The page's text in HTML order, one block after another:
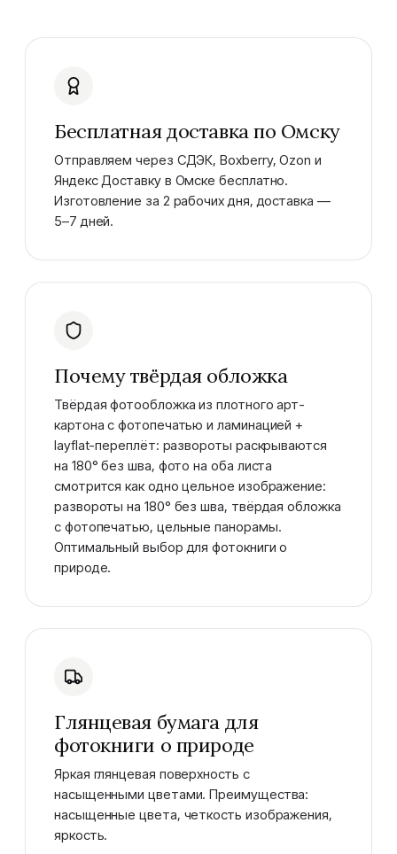
Бесплатная доставка по Омску
Отправляем через СДЭК, Boxberry, Ozon и
Яндекс Доставку в Омске бесплатно.
Изготовление за 2 рабочих дня, доставка —
5–7 дней.
Почему твёрдая обложка
Твёрдая фотообложка из плотного арт-
картона с фотопечатью и ламинацией +
layflat-переплёт: развороты раскрываются
на 180° без шва, фото на оба листа
смотрится как одно цельное изображение:
развороты на 180° без шва, твёрдая обложка
с фотопечатью, цельные панорамы.
Оптимальный выбор для фотокниги о
природе.
Глянцевая бумага для
фотокниги о природе
Яркая глянцевая поверхность с
насыщенными цветами. Преимущества:
насыщенные цвета, четкость изображения,
яркость.